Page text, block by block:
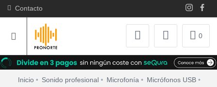
Contacto
0
Inicio Sonido profesional Microfonía
Micrófonos USB